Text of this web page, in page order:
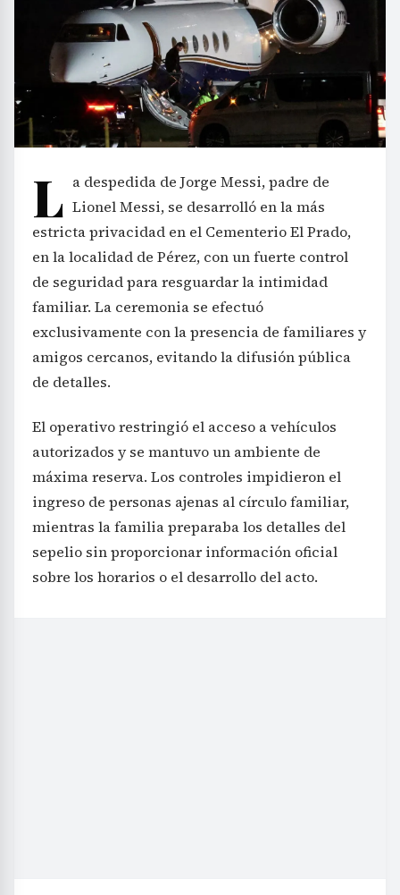
L a despedida de Jorge Messi, padre de
Lionel Messi, se desarrolló en la más
estricta privacidad en el Cementerio El Prado,
en la localidad de Pérez, con un fuerte control
de seguridad para resguardar la intimidad
familiar. La ceremonia se efectuó
exclusivamente con la presencia de familiares y
amigos cercanos, evitando la difusión pública
de detalles.
El operativo restringió el acceso a vehículos
autorizados y se mantuvo un ambiente de
máxima reserva. Los controles impidieron el
ingreso de personas ajenas al círculo familiar,
mientras la familia preparaba los detalles del
sepelio sin proporcionar información oficial
sobre los horarios o el desarrollo del acto.